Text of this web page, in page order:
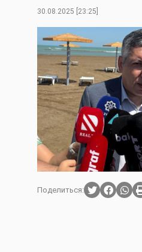
Главная
Актуальное
Экономика
Аналитика
Культура
Интервью
Литература
МЕДИА
30.08.2025 [23:25]
Поделиться: